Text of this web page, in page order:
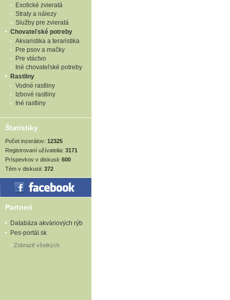
Exotické zvieratá
Straty a nálezy
Služby pre zvieratá
Chovateľské potreby
Akvaristika a teraristika
Pre psov a mačky
Pre vtáctvo
Iné chovateľské potreby
Rastliny
Vodné rastliny
Izbové rastliny
Iné rastliny
Štatistiky
Počet inzerátov: 12325
Registrovaní užívatelia: 3171
Príspevkov v diskusii: 600
Tém v diskusii: 372
Partneri
Databáza akváriových rýb
Pes-portál.sk
Zobraziť všetkých